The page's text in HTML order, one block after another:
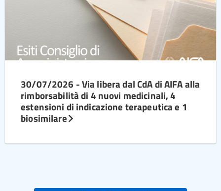
30/07/2026 - Via libera dal CdA di AIFA alla
rimborsabilità di 4 nuovi medicinali, 4
estensioni di indicazione terapeutica e 1
biosimilare